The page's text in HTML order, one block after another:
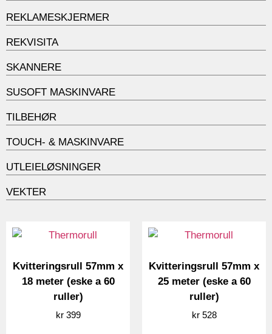
REKLAMESKJERMER
REKVISITA
SKANNERE
SUSOFT MASKINVARE
TILBEHØR
TOUCH- & MASKINVARE
UTLEIELØSNINGER
VEKTER
Kvitteringsrull 57mm x
18 meter (eske a 60
ruller)
kr399
Kvitteringsrull 57mm x
25 meter (eske a 60
ruller)
kr528